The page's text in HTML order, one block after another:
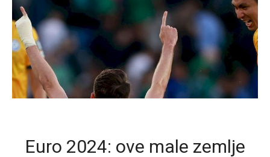
Euro 2024: ove male zemlje